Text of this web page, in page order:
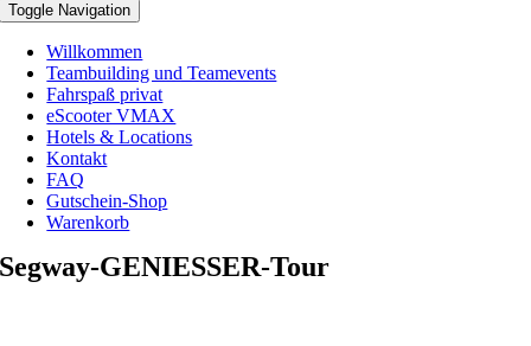
Toggle Navigation
Willkommen
Teambuilding und Teamevents
Fahrspaß privat
eScooter VMAX
Hotels & Locations
Kontakt
FAQ
Gutschein-Shop
Warenkorb
Segway-GENIESSER-Tour